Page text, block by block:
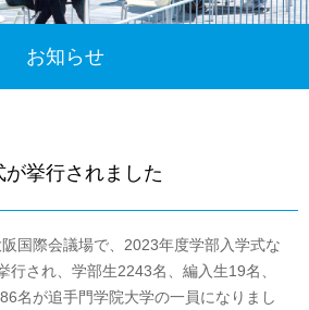
お知らせ
挙行されました
国際会議場で、2023年度学部入学式な
行され、学部生2243名、編入生19名、
名が追手門学院大学の一員になりまし